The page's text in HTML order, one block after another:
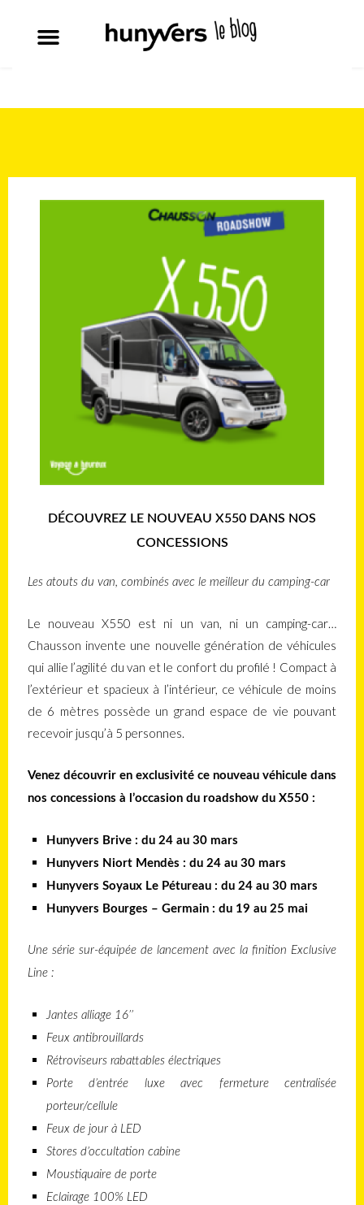
DÉCOUVREZ LE NOUVEAU X550 DANS NOS
CONCESSIONS
Les atouts du van, combinés avec le meilleur du camping-car
Le nouveau X550 est ni un van, ni un camping-car…
Chausson invente une nouvelle génération de véhicules
qui allie l’agilité du van et le confort du profilé ! Compact à
l’extérieur et spacieux à l’intérieur, ce véhicule de moins
de 6 mètres possède un grand espace de vie pouvant
recevoir jusqu’à 5 personnes.
Venez découvrir en exclusivité ce nouveau véhicule dans
nos concessions à l’occasion du roadshow du X550 :
Hunyvers Brive : du 24 au 30 mars
Hunyvers Niort Mendès : du 24 au 30 mars
Hunyvers Soyaux Le Pétureau : du 24 au 30 mars
Hunyvers Bourges – Germain : du 19 au 25 mai
Une série sur-équipée de lancement avec la finition Exclusive
Line :
Jantes alliage 16’’
Feux antibrouillards
Rétroviseurs rabattables électriques
Porte d’entrée luxe avec fermeture centralisée
porteur/cellule
Feux de jour à LED
Stores d’occultation cabine
Moustiquaire de porte
Eclairage 100% LED